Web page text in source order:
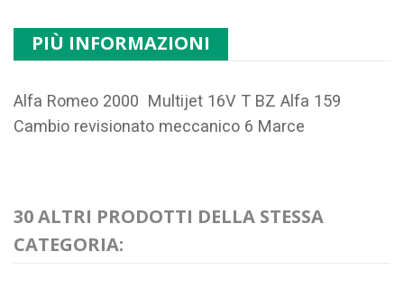
PIÙ INFORMAZIONI
Alfa Romeo 2000 Multijet 16V T BZ Alfa 159
Cambio revisionato meccanico 6 Marce
30 ALTRI PRODOTTI DELLA STESSA
CATEGORIA: